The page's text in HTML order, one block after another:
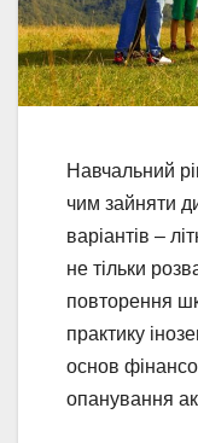
Навчальний
чим зайняти
варіантів –
не тільки
повторення
практику
основ
опанування